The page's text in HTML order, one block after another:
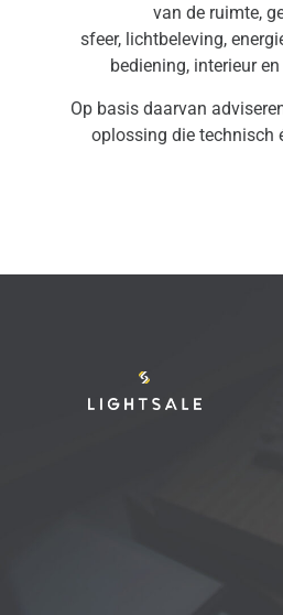
van de ruimte,
sfeer, lichtbeleving,
bediening, interieur
Op basis daarvan
oplossing die technisch